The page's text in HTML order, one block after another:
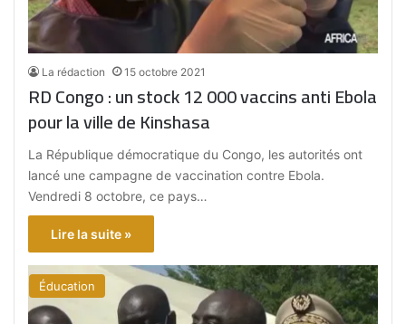
La rédaction 15 octobre 2021
RD Congo : un stock 12 000 vaccins anti Ebola
pour la ville de Kinshasa
La République démocratique du Congo, les autorités ont
lancé une campagne de vaccination contre Ebola.
Vendredi 8 octobre, ce pays…
Lire la suite »
Éducation